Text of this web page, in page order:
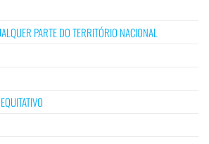
PARTE DO TERRITÓRIO NACIONAL